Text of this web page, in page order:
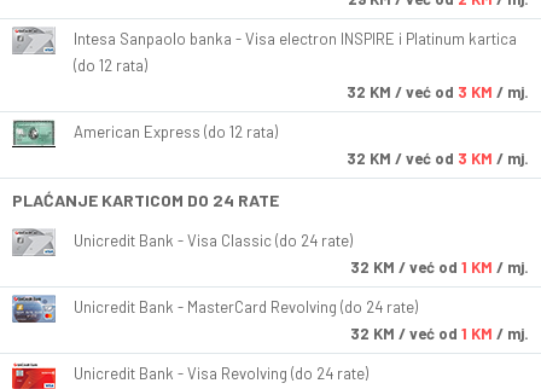
Intesa Sanpaolo banka - Visa electron INSPIRE i Platinum kartica
(do 12 rata)
32 KM / već od 3 KM / mj.
American Express (do 12 rata)
32 KM / već od 3 KM / mj.
PLAĆANJE KARTICOM DO 24 RATE
Unicredit Bank - Visa Classic (do 24 rate)
32 KM / već od 1 KM / mj.
Unicredit Bank - MasterCard Revolving (do 24 rate)
32 KM / već od 1 KM / mj.
Unicredit Bank - Visa Revolving (do 24 rate)